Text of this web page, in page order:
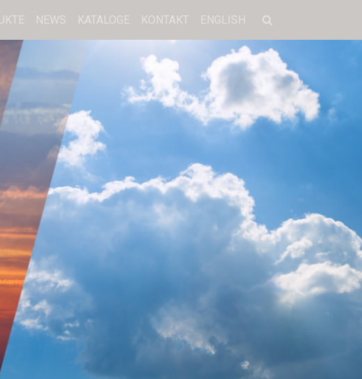
NEWS KATALOGE KONTAKT ENGLISH